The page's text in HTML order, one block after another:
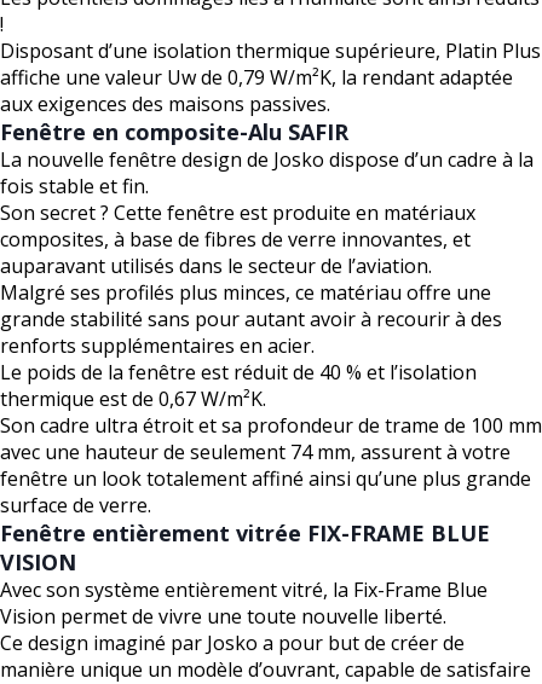
!
Disposant d’une isolation thermique supérieure, Platin Plus
affiche une valeur Uw de 0,79 W/m²K, la rendant adaptée
aux exigences des maisons passives.
Fenêtre en composite-Alu SAFIR
La nouvelle fenêtre design de Josko dispose d’un cadre à la
fois stable et fin.
Son secret ? Cette fenêtre est produite en matériaux
composites, à base de fibres de verre innovantes, et
auparavant utilisés dans le secteur de l’aviation.
Malgré ses profilés plus minces, ce matériau offre une
grande stabilité sans pour autant avoir à recourir à des
renforts supplémentaires en acier.
Le poids de la fenêtre est réduit de 40 % et l’isolation
thermique est de 0,67 W/m²K.
Son cadre ultra étroit et sa profondeur de trame de 100 mm
avec une hauteur de seulement 74 mm, assurent à votre
fenêtre un look totalement affiné ainsi qu’une plus grande
surface de verre.
Fenêtre entièrement vitrée FIX-FRAME BLUE
VISION
Avec son système entièrement vitré, la Fix-Frame Blue
Vision permet de vivre une toute nouvelle liberté.
Ce design imaginé par Josko a pour but de créer de
manière unique un modèle d’ouvrant, capable de satisfaire